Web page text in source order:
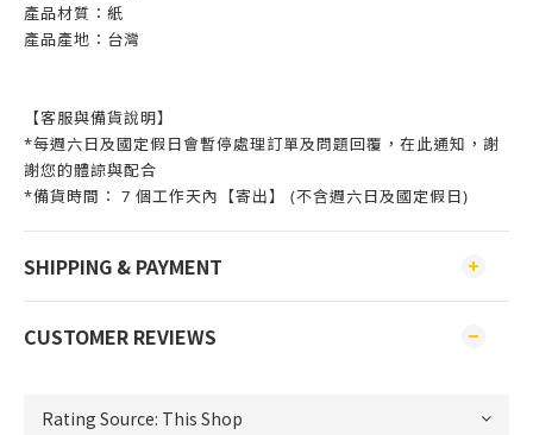
產品材質：紙
產品產地：台灣
【客服與備貨說明】
*每週六日及國定假日會暫停處理訂單及問題回覆，在此通知，謝
謝您的體諒與配合
*備貨時間： 7 個工作天內【寄出】 (不含週六日及國定假日)
SHIPPING & PAYMENT
CUSTOMER REVIEWS